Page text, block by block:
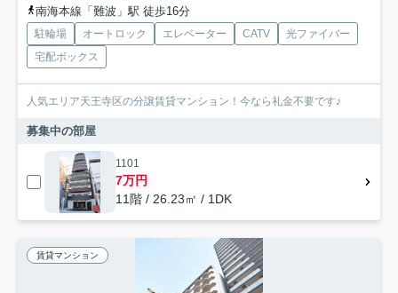
南海本線「難波」駅 徒歩16分
駐輪場 オートロック エレベーター CATV
光ファイバー
宅配ボックス
人気エリア天王寺区の分譲賃貸マンション！今なら礼金不要です♪
募集中の部屋
1101
7万円
11階 / 26.23㎡ / 1DK
賃貸マンション